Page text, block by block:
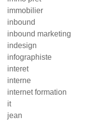
immobilier
inbound
inbound marketing
indesign
infographiste
interet
interne
internet formation
it
jean